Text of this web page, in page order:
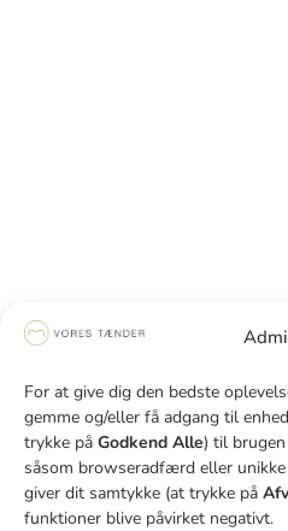
For at give dig den bedste
gemme og/eller få adgang til
trykke på Godkend Alle) til
såsom browseradfærd eller
giver dit samtykke (at trykke på
funktioner blive påvirket negativt.